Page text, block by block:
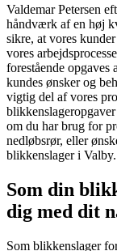
Valdemar Petersen
håndværk af en høj
sikre, at vores
vores
forestående
kundes ønsker og
vigtig del af vores
om du har brug for
nedløbsrør, eller
blikkenslager i Valby.
Som din
dig med dit
Som blikkenslager